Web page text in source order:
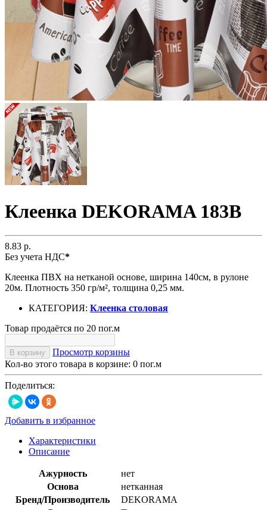
Клеенка DEKORAMA 183B
8.83 р.
Без учета НДС*
Клеенка ПВХ на нетканой основе, ширина 140см, в рулоне
20м. Плотность 350 гр/м², толщина 0,25 мм.
КАТЕГОРИЯ: Клеенка столовая
Товар продаётся по 20 пог.м
В корзину
Просмотр корзины
Кол-во этого товара в корзине: 0 пог.м
Поделиться:
Добавить в избранное
Характеристики
Описание
Ажурность
нет
Основа
нетканная
Бренд/Производитель
DEKORAMA